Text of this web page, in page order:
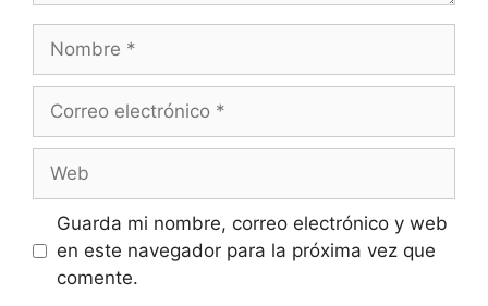
Guarda mi nombre, correo electrónico y web
en este navegador para la próxima vez que
comente.